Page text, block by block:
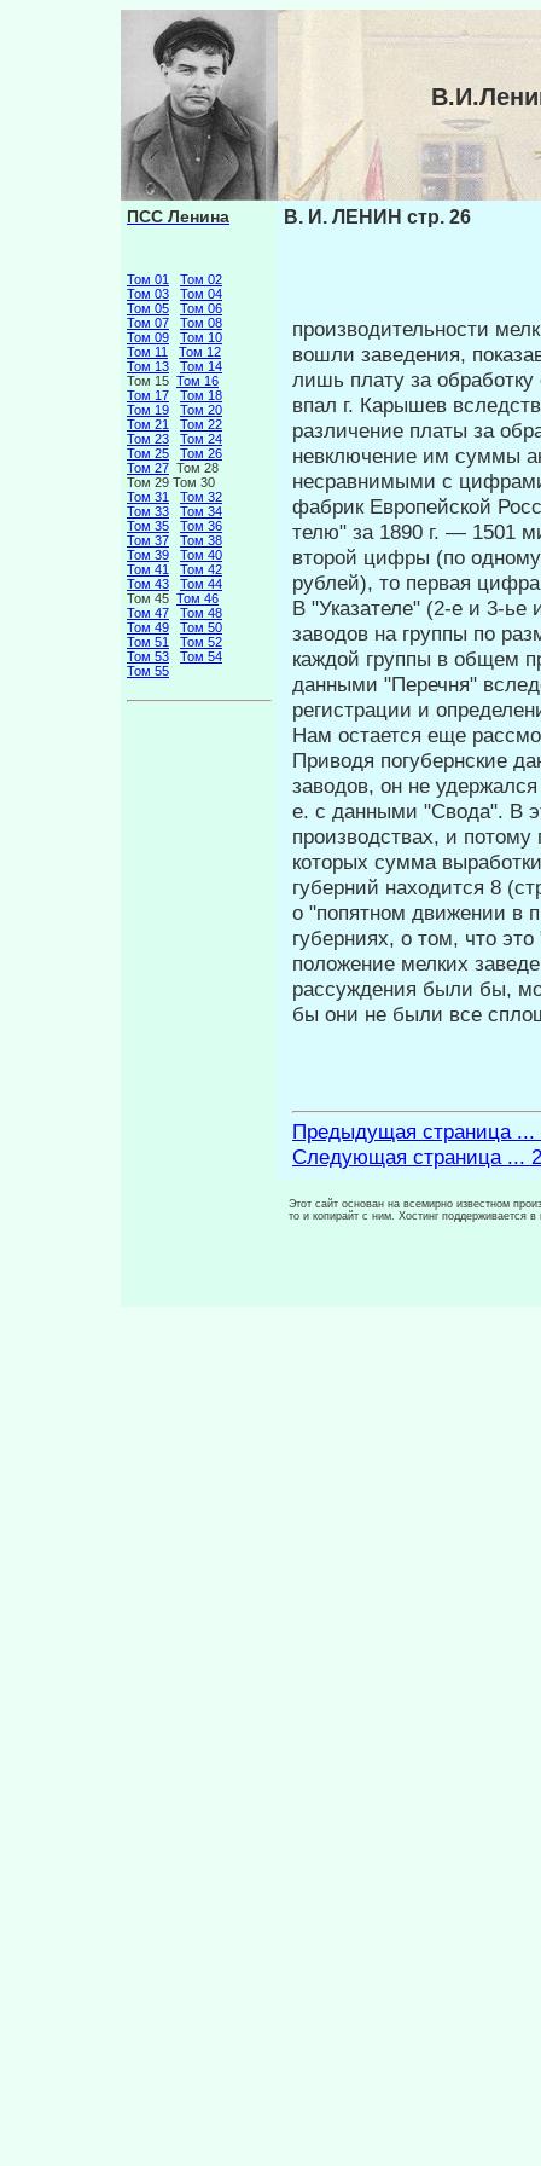
ПСС Ленина
Том 01
Том 02
Том 03
Том 04
Том 05
Том 06
Том 07
Том 08
Том 09
Том 10
Том 11
Том 12
Том 13
Том 14
Том 15 Том 16
Том 17
Том 18
Том 19
Том 20
Том 21
Том 22
Том 23
Том 24
Том 25
Том 26
Том 27 Том 28
Том 29 Том 30
Том 31
Том 32
Том 33
Том 34
Том 35
Том 36
Том 37
Том 38
Том 39
Том 40
Том 41
Том 42
Том 43
Том 44
Том 45 Том 46
Том 47
Том 48
Том 49
Том 50
Том 51
Том 52
Том 53
Том 54
Том 55
В. И. ЛЕНИН стр. 26
производительности
вошли заве­дения,
лишь плату за
впал г. Карышев
различение платы за
невключение им суммы
несравнимыми с
фабрик Европейской
телю" за 1890 г. — 1501
второй цифры (по
рублей), то первая
В "Указателе" (2-е и 3-
заводов на группы по
каждой группы в общем
данными "Перечня"
регистрации и
Нам остается еще
Приво­дя погубернские
заводов, он не
е. с данными "Свода". В
производствах, и
которых сумма
губерний находится 8
о "попятном движении в
губерниях, о том, что
положение мелких
рассужде­ния были бы,
бы они не были все
Предыдущая страница ...
Следующая страница ...
Этот сайт основан на всемирно известном
то и копирайт с ним. Хостинг поддерживается